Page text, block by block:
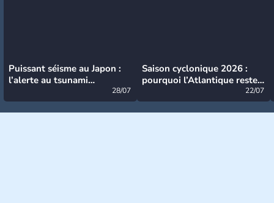
Puissant séisme au Japon :
l’alerte au tsunami
28/07
Saison cyclonique 2026 :
pourquoi l’Atlantique reste
22/07